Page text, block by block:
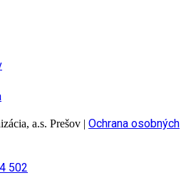
a.s. Prešov | Ochrana osobných
502